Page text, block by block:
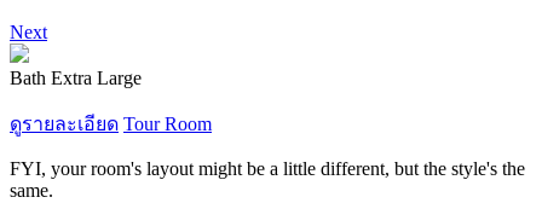
Next
Bath Extra Large
ดูรายละเอียด Tour Room
FYI, your room's layout might be a little different, but the style's the
same.